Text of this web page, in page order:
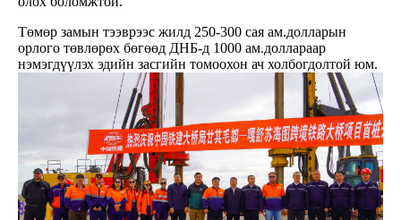
Төмөр замын тээврээс жилд 250-300 сая ам.долларын
орлого төвлөрөх бөгөөд ДНБ-д 1000 ам.доллараар
нэмэгдүүлэх эдийн засгийн томоохон ач холбогдолтой юм.